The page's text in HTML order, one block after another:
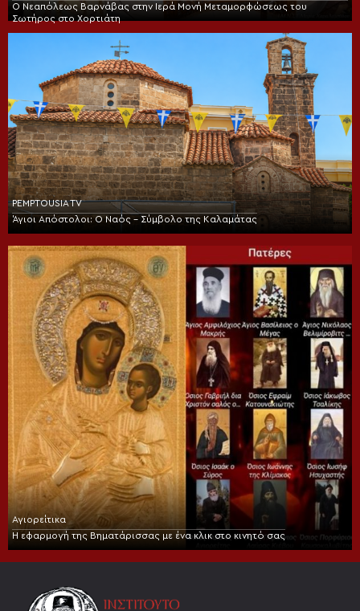
Ο Νεαπόλεως Βαρνάβας στην Ιερά Μονή Μεταμορφώσεως του
Σωτήρος στο Χορτιάτη
PEMPTOUSIA TV
Άγιοι Απόστολοι: Ο Ναός – Σύμβολο της Καλαμάτας
Αγιορείτικα
Η εφαρμογή της Βηματάρισσας με ένα κλικ στο κινητό σας